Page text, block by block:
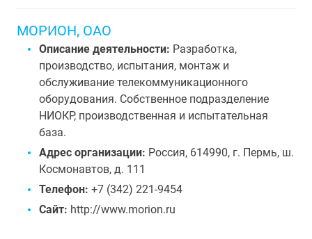
МОРИОН, ОАО
Описание деятельности: Разработка,
производство, испытания, монтаж и
обслуживание телекоммуникационного
оборудования. Cобственное подразделение
НИОКР, производственная и испытательная
база.
Адрес организации: Россия, 614990, г. Пермь, ш.
Космонавтов, д. 111
Телефон: +7 (342) 221-9454
Сайт: http://www.morion.ru